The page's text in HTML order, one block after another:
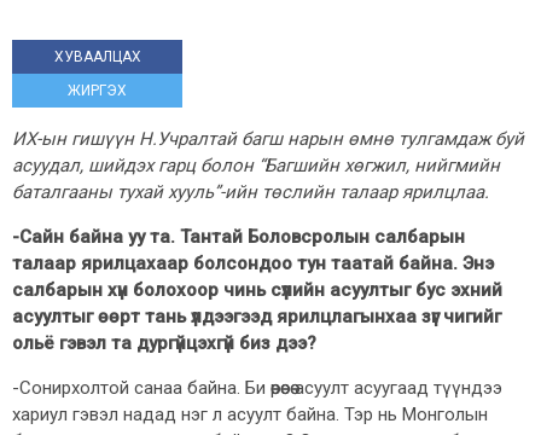
ХУВААЛЦАХ
ЖИРГЭХ
ИХ-ын гишүүн Н.Учралтай багш нарын өмнө тулгамдаж буй
асуудал, шийдэх гарц болон “Багшийн хөгжил, нийгмийн
баталгааны тухай хууль”-ийн төслийн талаар ярилцлаа.
-Сайн байна уу та. Тантай Боловсролын салбарын
талаар ярилцахаар болсондоо тун таатай байна. Энэ
салбарын хүн болохоор чинь сүүлийн асуултыг бус эхний
асуултыг өөрт тань үлдээгээд ярилцлагынхаа зүг чигийг
ольё гэвэл та дургүйцэхгүй биз дээ?
-Сонирхолтой санаа байна. Би өөрөөсөө асуулт асуугаад түүндээ
хариул гэвэл надад нэг л асуулт байна. Тэр нь Монголын